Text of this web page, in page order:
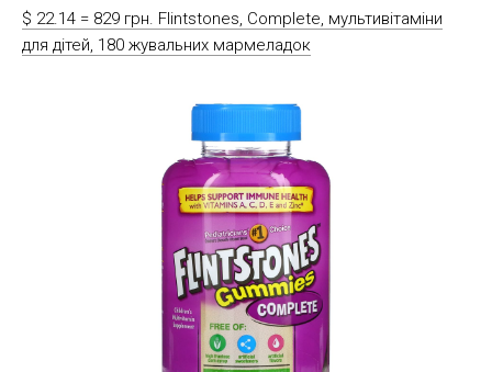
$ 22.14 = 829 грн. Flintstones, Complete, мультивітаміни
для дітей, 180 жувальних мармеладок